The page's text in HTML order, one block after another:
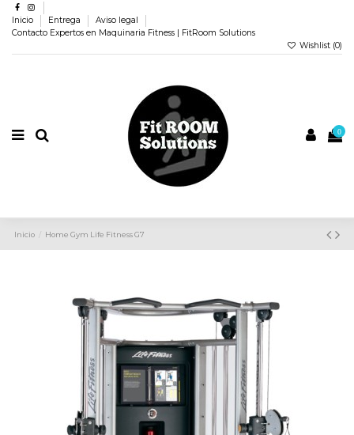
Inicio Entrega
Aviso legal
Contacto Expertos en Maquinaria Fitness | FitRoom Solutions
Wishlist (0)
0
Inicio Home Gym Life Fitness G7